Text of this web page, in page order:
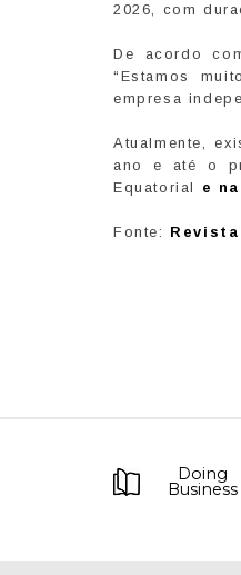
2026, com
De acordo
“Estamos
empresa
Atualmente,
ano e até o
Equatorial e
Fonte:
Doing
Business